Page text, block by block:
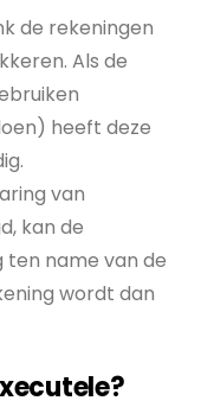
de rekeningen
Als de
heeft deze
van
kan de
ten name van de
wordt dan